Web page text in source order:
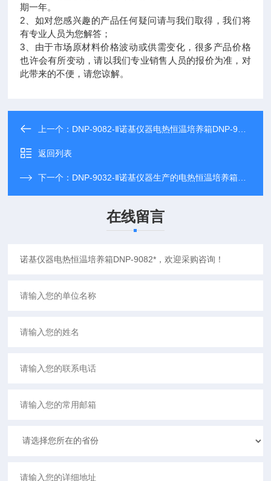
期一年。
2、如对您感兴趣的产品任何疑问请与我们取得，我们将
有专业人员为您解答；
3、由于市场原材料价格波动或供需变化，很多产品价格
也许会有所变动，请以我们专业销售人员的报价为准，对
此带来的不便，请您谅解。
上一个： DNP-9082-Ⅱ诺基仪器电热恒温培养箱DNP-9082-Ⅱ*，欢迎采购咨询！
返回列表
下一个： DNP-9032-Ⅱ诺基仪器生产的电热恒温培养箱DNP-9032-Ⅱ享受诺基仪器优质售后服务
在线留言